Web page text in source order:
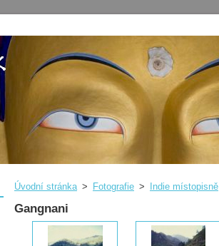
Úvodní stránka > Fotografie > Indie místopisně
Gangnani